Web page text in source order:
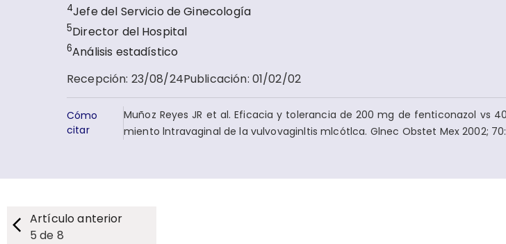
4Jefe del Servicio de Ginecología
5Director del Hospital
6Análisis estadístico
Recepción: 23/08/24Publicación: 01/02/02
Cómo
citar
Muñoz Reyes JR et al. Eficacia y to­lerancia de 200 mg de fenticonazol vs
miento lntravaginal de la vulvovagi­nltis mlcótlca. Glnec Obstet Mex 2002;
Artículo anterior
5 de 8